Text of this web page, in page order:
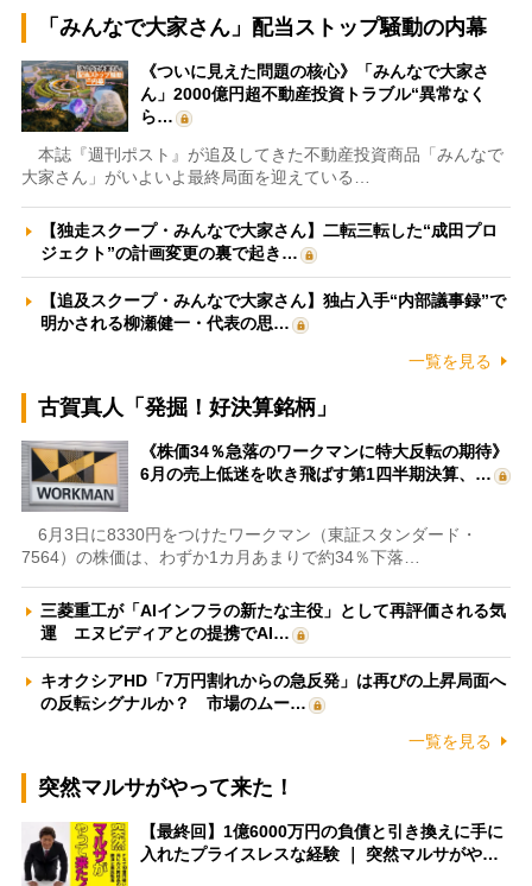
「みんなで大家さん」配当ストップ騒動の内幕
《ついに見えた問題の核心》「みんなで大家さ
ん」2000億円超不動産投資トラブル“異常なく
ら…
本誌『週刊ポスト』が追及してきた不動産投資商品「みんなで
大家さん」がいよいよ最終局面を迎えている…
【独走スクープ・みんなで大家さん】二転三転した“成田プロ
ジェクト”の計画変更の裏で起き…
【追及スクープ・みんなで大家さん】独占入手“内部議事録”で
明かされる柳瀬健一・代表の思…
一覧を見る
古賀真人「発掘！好決算銘柄」
《株価34％急落のワークマンに特大反転の期待》
6月の売上低迷を吹き飛ばす第1四半期決算、…
6月3日に8330円をつけたワークマン（東証スタンダード・
7564）の株価は、わずか1カ月あまりで約34％下落…
三菱重工が「AIインフラの新たな主役」として再評価される気
運 エヌビディアとの提携でAI…
キオクシアHD「7万円割れからの急反発」は再びの上昇局面へ
の反転シグナルか？ 市場のムー…
一覧を見る
突然マルサがやって来た！
【最終回】1億6000万円の負債と引き換えに手に
入れたプライスレスな経験 ｜ 突然マルサがや…